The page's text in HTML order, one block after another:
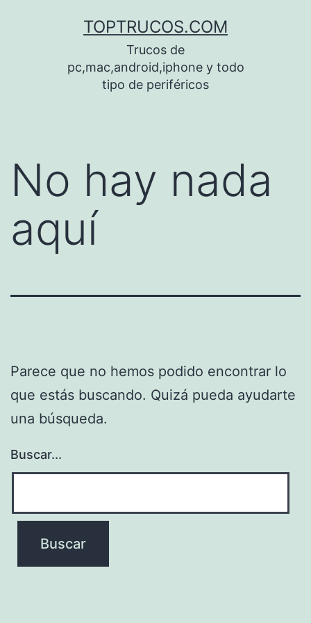
TOPTRUCOS.COM
Trucos de
pc,mac,android,iphone y todo
tipo de periféricos
No hay nada
aquí
Parece que no hemos podido encontrar lo
que estás buscando. Quizá pueda ayudarte
una búsqueda.
Buscar...